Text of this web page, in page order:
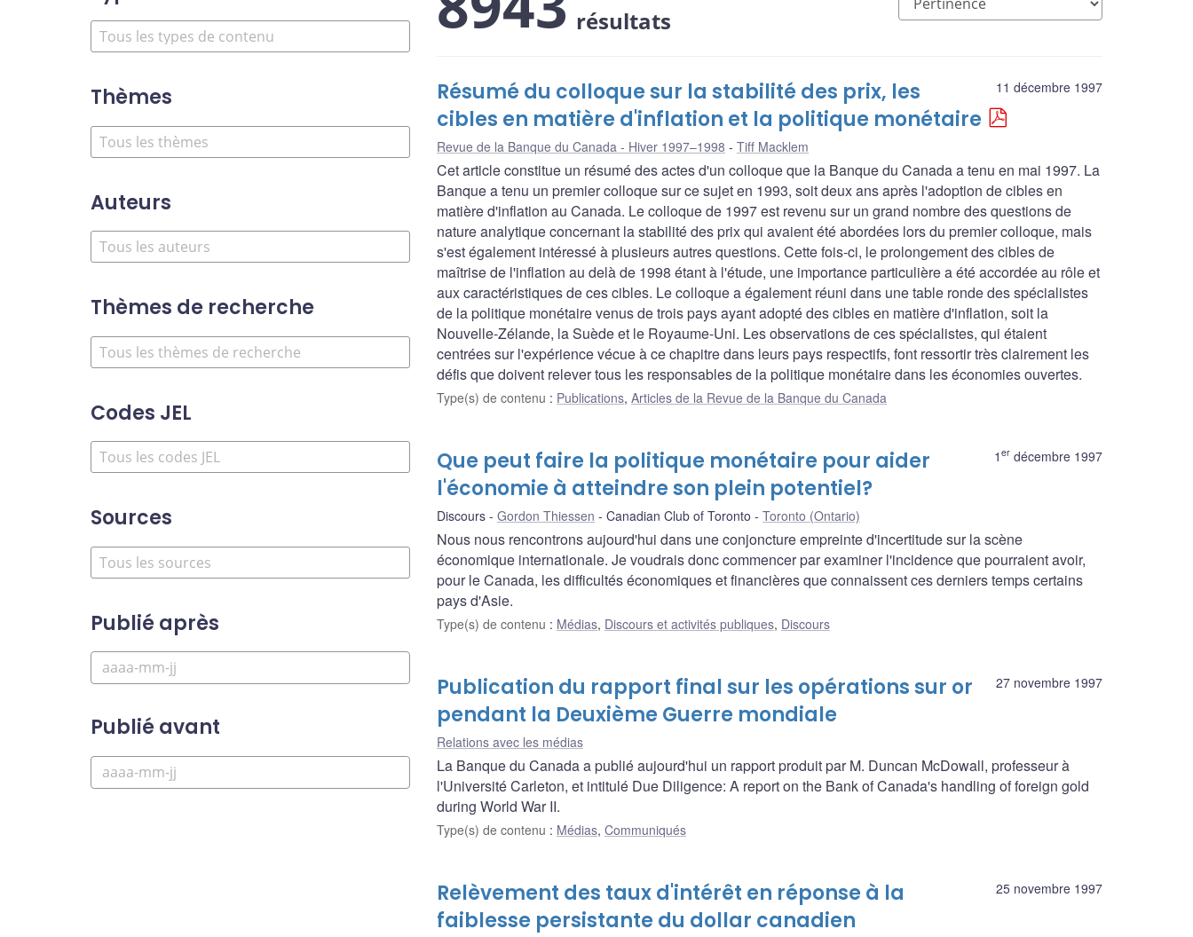
Thèmes
Auteurs
Thèmes de recherche
Codes JEL
Sources
Publié après
Publié avant
résultats
11 décembre 1997
Résumé du colloque sur la stabilité des prix, les
cibles en matière d'inflation et la politique monétaire
Revue de la Banque du Canada - Hiver 1997–1998 Tiff Macklem
Cet article constitue un résumé des actes d'un colloque que la Banque du Canada a tenu en mai 1997. La
Banque a tenu un premier colloque sur ce sujet en 1993, soit deux ans après l'adoption de cibles en
matière d'inflation au Canada. Le colloque de 1997 est revenu sur un grand nombre des questions de
nature analytique concernant la stabilité des prix qui avaient été abordées lors du premier colloque, mais
s'est également intéressé à plusieurs autres questions. Cette fois-ci, le prolongement des cibles de
maîtrise de l'inflation au delà de 1998 étant à l'étude, une importance particulière a été accordée au rôle et
aux caractéristiques de ces cibles. Le colloque a également réuni dans une table ronde des spécialistes
de la politique monétaire venus de trois pays ayant adopté des cibles en matière d'inflation, soit la
Nouvelle-Zélande, la Suède et le Royaume-Uni. Les observations de ces spécialistes, qui étaient
centrées sur l'expérience vécue à ce chapitre dans leurs pays respectifs, font ressortir très clairement les
défis que doivent relever tous les responsables de la politique monétaire dans les économies ouvertes.
Type(s) de contenu : Publications, Articles de la Revue de la Banque du Canada
1 er décembre 1997
Que peut faire la politique monétaire pour aider
l'économie à atteindre son plein potentiel?
Discours Gordon Thiessen Canadian Club of Toronto Toronto (Ontario)
Nous nous rencontrons aujourd'hui dans une conjoncture empreinte d'incertitude sur la scène
économique internationale. Je voudrais donc commencer par examiner l'incidence que pourraient avoir,
pour le Canada, les difficultés économiques et financières que connaissent ces derniers temps certains
pays d'Asie.
Type(s) de contenu : Médias, Discours et activités publiques, Discours
27 novembre 1997
Publication du rapport final sur les opérations sur or
pendant la Deuxième Guerre mondiale
Relations avec les médias
La Banque du Canada a publié aujourd'hui un rapport produit par M. Duncan McDowall, professeur à
l'Université Carleton, et intitulé Due Diligence: A report on the Bank of Canada's handling of foreign gold
during World War II.
Type(s) de contenu : Médias, Communiqués
25 novembre 1997
Relèvement des taux d'intérêt en réponse à la
faiblesse persistante du dollar canadien